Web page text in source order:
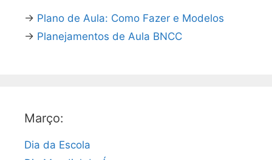
→ Plano de Aula: Como Fazer e Modelos
→ Planejamentos de Aula BNCC
Março:
Dia da Escola